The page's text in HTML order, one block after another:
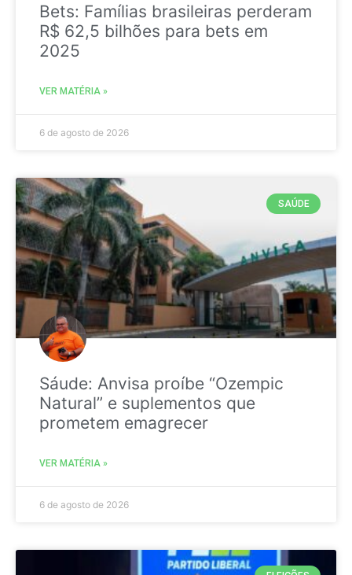
Bets: Famílias brasileiras perderam
R$ 62,5 bilhões para bets em
2025
VER MATÉRIA »
6 de agosto de 2026
SAÚDE
Sáude: Anvisa proíbe “Ozempic
Natural” e suplementos que
prometem emagrecer
VER MATÉRIA »
6 de agosto de 2026